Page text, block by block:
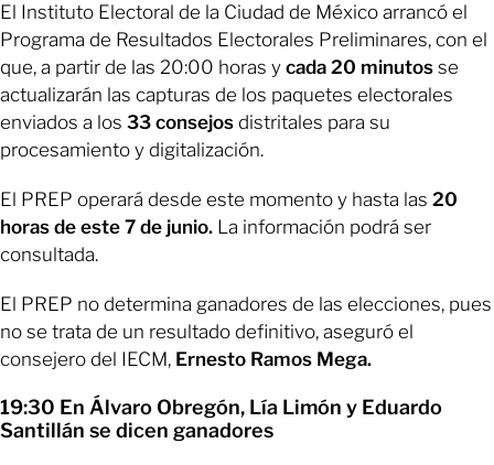
El Instituto Electoral de la Ciudad de México arrancó el
Programa de Resultados Electorales Preliminares, con el
que, a partir de las 20:00 horas y cada 20 minutos se
actualizarán las capturas de los paquetes electorales
enviados a los 33 consejos distritales para su
procesamiento y digitalización.
El PREP operará desde este momento y hasta las 20
horas de este 7 de junio. La información podrá ser
consultada.
El PREP no determina ganadores de las elecciones, pues
no se trata de un resultado definitivo, aseguró el
consejero del IECM, Ernesto Ramos Mega.
19:30 En Álvaro Obregón, Lía Limón y Eduardo
Santillán se dicen ganadores